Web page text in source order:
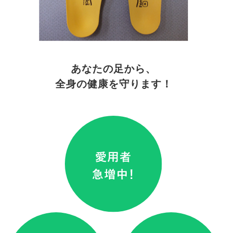
あなたの足から、
全身の健康を守ります！